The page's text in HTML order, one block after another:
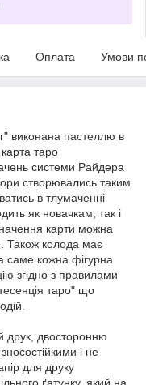
Оплата Умови
виконана пастеллю в
таро
системи Райдера
створювались таким
в тлумаченні
як новачкам, так і
карти можна
Також колода має
саме кожна фігурна
згідно з правилами
таро" що
друк, двосторонню
і не
для друку
ґатунку, який на